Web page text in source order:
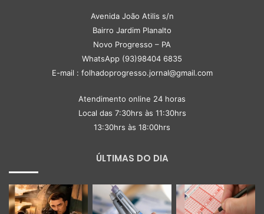
Avenida João Atilis s/n
Bairro Jardim Planalto
Novo Progresso – PA
WhatsApp (93)98404 6835
E-mail : folhadoprogresso.jornal@gmail.com
Atendimento online 24 horas
Local das 7:30hrs às 11:30hrs
13:30hrs às 18:00hrs
ÚLTIMAS DO DIA